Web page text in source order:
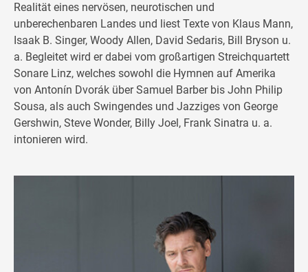
Realität eines nervösen, neurotischen und
unberechenbaren Landes und liest Texte von Klaus Mann,
Isaak B. Singer, Woody Allen, David Sedaris, Bill Bryson u.
a. Begleitet wird er dabei vom großartigen Streichquartett
Sonare Linz, welches sowohl die Hymnen auf Amerika
von Antonín Dvorák über Samuel Barber bis John Philip
Sousa, als auch Swingendes und Jazziges von George
Gershwin, Steve Wonder, Billy Joel, Frank Sinatra u. a.
intonieren wird.